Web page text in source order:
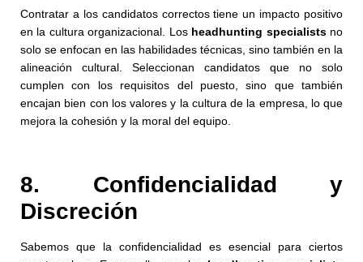
Contratar a los candidatos correctos tiene un impacto positivo
en la cultura organizacional. Los headhunting specialistsno
solo se enfocan en las habilidades técnicas, sino también en la
alineación cultural. Seleccionan candidatos que no solo
cumplen con los requisitos del puesto, sino que también
encajan bien con los valores y la cultura de la empresa, lo que
mejora la cohesión y la moral del equipo.
8. Confidencialidad y
Discreción
Sabemos que la confidencialidad es esencial para ciertos